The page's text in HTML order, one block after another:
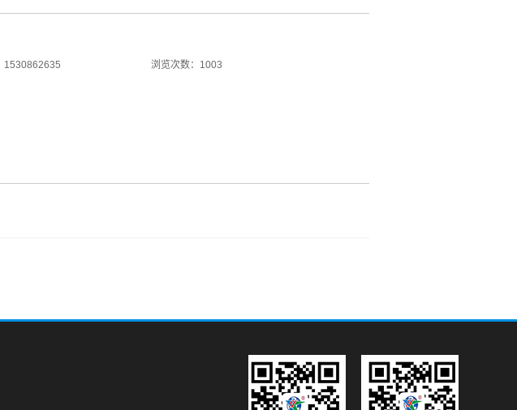
1530862635
浏览次数：1003